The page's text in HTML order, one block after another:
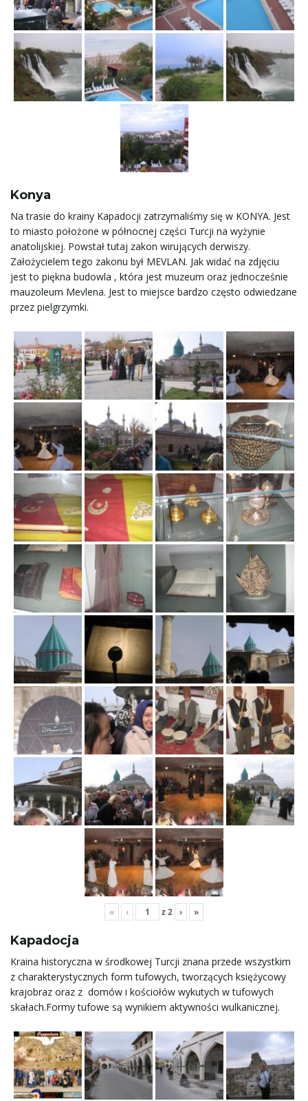
Konya
Na trasie do krainy Kapadocji zatrzymaliśmy się w KONYA. Jest
to miasto położone w północnej części Turcji na wyżynie
anatolijskiej. Powstał tutaj zakon wirujących derwiszy.
Założycielem tego zakonu był MEVLAN. Jak widać na zdjęciu
jest to piękna budowla , która jest muzeum oraz jednocześnie
mauzoleum Mevlena. Jest to miejsce bardzo często odwiedzane
przez pielgrzymki.
« ‹ z2 › »
Kapadocja
Kraina historyczna w środkowej Turcji znana przede wszystkim
z charakterystycznych form tufowych, tworzących księżycowy
krajobraz oraz z domów i kościołów wykutych w tufowych
skałach.Formy tufowe są wynikiem aktywności wulkanicznej.